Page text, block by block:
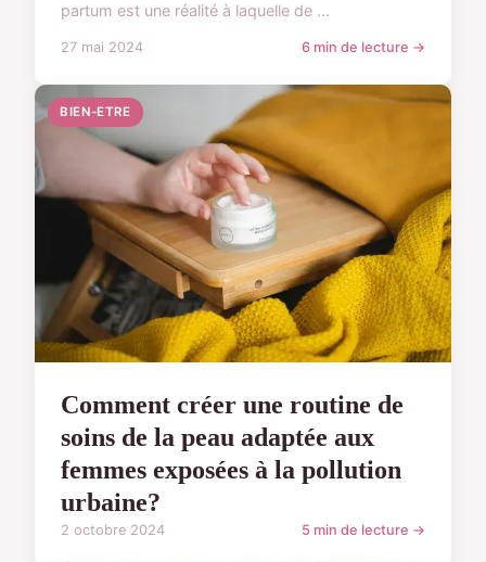
partum est une réalité à laquelle de ...
27 mai 2024 6 min de lecture →
BIEN-ETRE
Comment créer une routine de
soins de la peau adaptée aux
femmes exposées à la pollution
urbaine?
2 octobre 2024 5 min de lecture →